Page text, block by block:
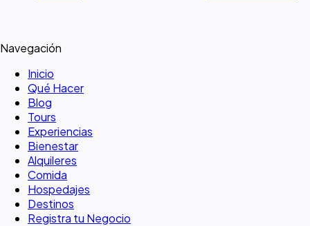
Navegación
Inicio
Qué Hacer
Blog
Tours
Experiencias
Bienestar
Alquileres
Comida
Hospedajes
Destinos
Registra tu Negocio